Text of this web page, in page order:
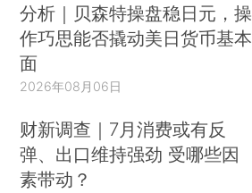
分析｜贝森特操盘稳日元，操
作巧思能否撬动美日货币基本
面
2026年08月06日
财新调查｜7月消费或有反
弹、出口维持强劲 受哪些因
素带动？